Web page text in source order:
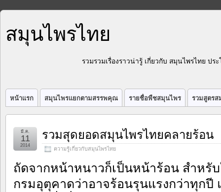
สมุนไพรไทย
รวมรวมเรื่องราวน่ารู้ เกี่ยวกับ สมุนไพรไทย ป
หน้าแรก สมุนไพรแยกตามสรรพคุณ รายชื่อพืชสมุนไพร รวมสูตรส
รวมสุดยอดสมุนไพรไทยคลายร้อน
ความรู้เกี่ยวกับสมุนไพรไทย
มี.ค.
11
2014
ถัดจากหน้าหนาวก็เป็นหน้าร้อน สำหรั
กรมอุตุคาดว่าอาจร้อนรุนแรงกว่าทุกปี